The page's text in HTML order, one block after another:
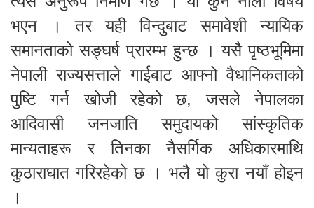
भएन । तर यही विन्दुबाट समावेशी न्यायिक
समानताको सङ्घर्ष प्रारम्भ हुन्छ । यसै पृष्ठभूमिमा
नेपाली राज्यसत्ताले गाईबाट आफ्नो वैधानिकताको
पुष्टि गर्न खोजी रहेको छ, जसले नेपालका
आदिवासी जनजाति समुदायको सांस्कृतिक
मान्यताहरू र तिनका नैसर्गिक अधिकारमाथि
कुठाराघात गरिरहेको छ । भलै यो कुरा नयाँ होइन
।